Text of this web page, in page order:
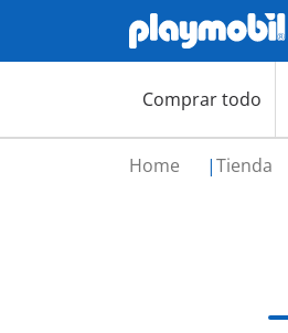
Comprar todo
Home Tienda